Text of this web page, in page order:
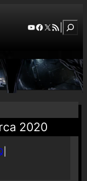
YouTube
Facebook
X RSS Feed
2020